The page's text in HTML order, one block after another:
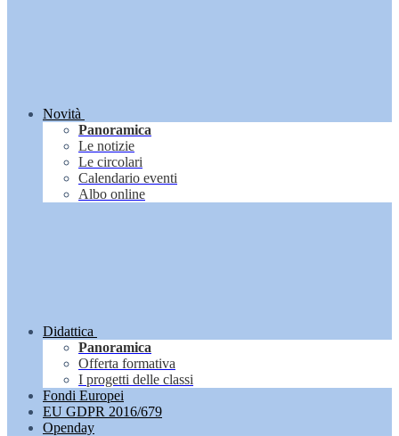
Novità
Panoramica
Le notizie
Le circolari
Calendario eventi
Albo online
Didattica
Panoramica
Offerta formativa
I progetti delle classi
Fondi Europei
EU GDPR 2016/679
Openday